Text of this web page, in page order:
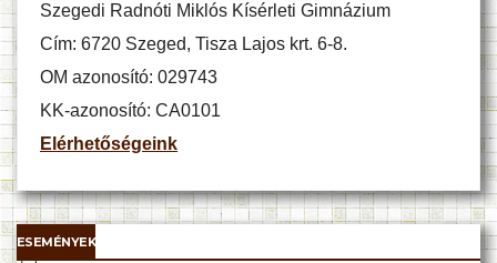
Szegedi Radnóti Miklós Kísérleti Gimnázium
Cím: 6720 Szeged, Tisza Lajos krt. 6-8.
OM azonosító: 029743
KK-azonosító: CA0101
Elérhetőségeink
ESEMÉNYEK